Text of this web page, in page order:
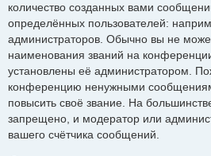
количество созданных вами
определённых пользователей:
администраторов. Обычно вы не
наименования званий на
установлены её администратором.
конференцию ненужными
повысить своё звание. На
запрещено, и модератор или
вашего счётчика сообщений.